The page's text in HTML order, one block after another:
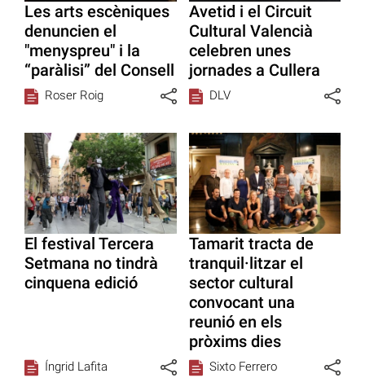
Les arts escèniques
denuncien el
"menyspreu" i la
“paràlisi” del Consell
Roser Roig
Avetid i el Circuit
Cultural Valencià
celebren unes
jornades a Cullera
DLV
El festival Tercera
Setmana no tindrà
cinquena edició
Íngrid Lafita
Tamarit tracta de
tranquil·litzar el
sector cultural
convocant una
reunió en els
pròxims dies
Sixto Ferrero